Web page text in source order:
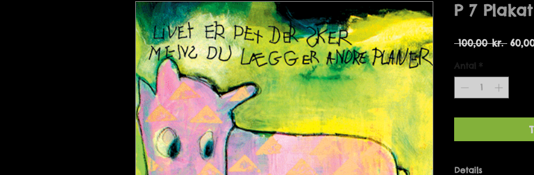
P 7 Plakat
100,00 kr.
Antal *
Details